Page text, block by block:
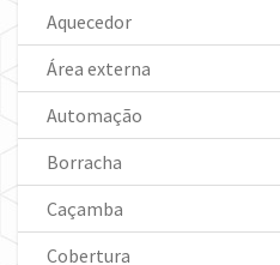
Aquecedor
Área externa
Automação
Borracha
Caçamba
Cobertura